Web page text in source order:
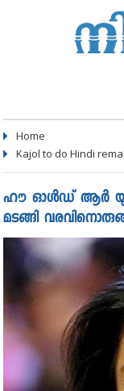
Home
Kajol to do Hindi
ഹൗ ഓൾഡ്‌ ആർ
മടങ്ങി